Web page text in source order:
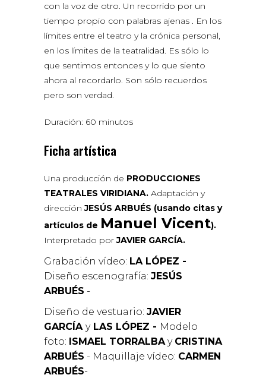
con la voz de otro. Un recorrido por un
tiempo propio con palabras ajenas . En los
límites entre el teatro y la crónica personal,
en los límites de la teatralidad. Es sólo lo
que sentimos entonces y lo que siento
ahora al recordarlo. Son sólo recuerdos
pero son verdad.
Duración: 60 minutos
Ficha artística
Una producción de PRODUCCIONES
TEATRALES VIRIDIANA. Adaptación y
direcciónJESÚS ARBUÉS (usando citas y
artículos de Manuel Vicent).
Interpretado porJAVIER GARCÍA.
Grabación vídeo: LA LÓPEZ -
Diseño escenografía: JESÚS
ARBUÉS -
Diseño de vestuario: JAVIER
GARCÍA yLAS LÓPEZ - Modelo
foto: ISMAEL TORRALBAy CRISTINA
ARBUÉS - Maquillaje vídeo: CARMEN
ARBUÉS-